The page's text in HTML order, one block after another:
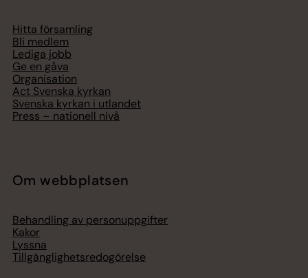
Hitta församling
Bli medlem
Lediga jobb
Ge en gåva
Organisation
Act Svenska kyrkan
Svenska kyrkan i utlandet
Press – nationell nivå
Om webbplatsen
Behandling av personuppgifter
Kakor
Lyssna
Tillgänglighetsredogörelse